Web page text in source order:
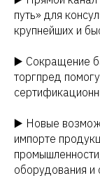
путь» для
крупнейших и
▶️ Сокращение
торгпред
▶️ Новые
импорте
оборудования и